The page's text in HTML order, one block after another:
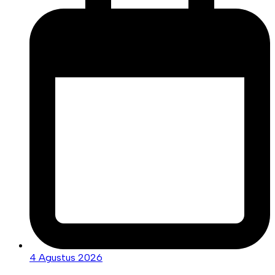
4 Agustus 2026